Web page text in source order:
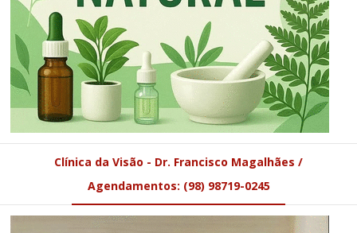
Clínica da Visão - Dr. Francisco Magalhães /
Agendamentos: (98) 98719-0245